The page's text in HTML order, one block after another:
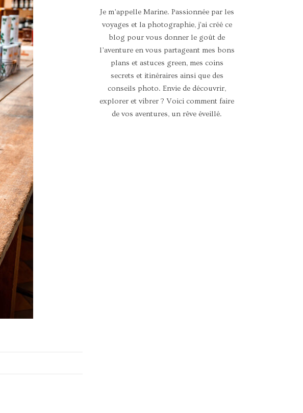
Je m’appelle Marine. Passionnée par les
voyages et la photographie, j'ai créé ce
blog pour vous donner le goût de
l’aventure en vous partageant mes bons
plans et astuces green, mes coins
secrets et itinéraires ainsi que des
conseils photo. Envie de découvrir,
explorer et vibrer ? Voici comment faire
de vos aventures, un rêve éveillé.